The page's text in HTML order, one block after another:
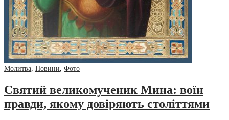
Молитва Новини Фото
Святий великомученик Мина: воїн
правди, якому довіряють століттями